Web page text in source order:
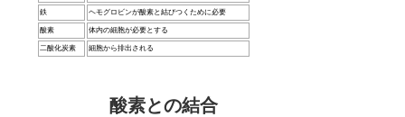
鉄 ヘモグロビンが酸素と結びつくために必要
酸素 体内の細胞が必要とする
二酸化炭素 細胞から排出される
酸素との結合